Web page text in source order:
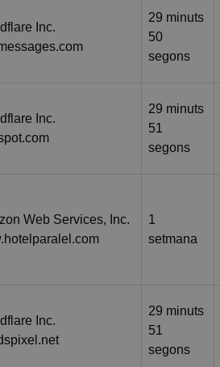
Inc.
29 minuts
50
segons
Inc.
29 minuts
51
segons
Web Services, Inc.
1
setmana
Inc.
29 minuts
51
segons